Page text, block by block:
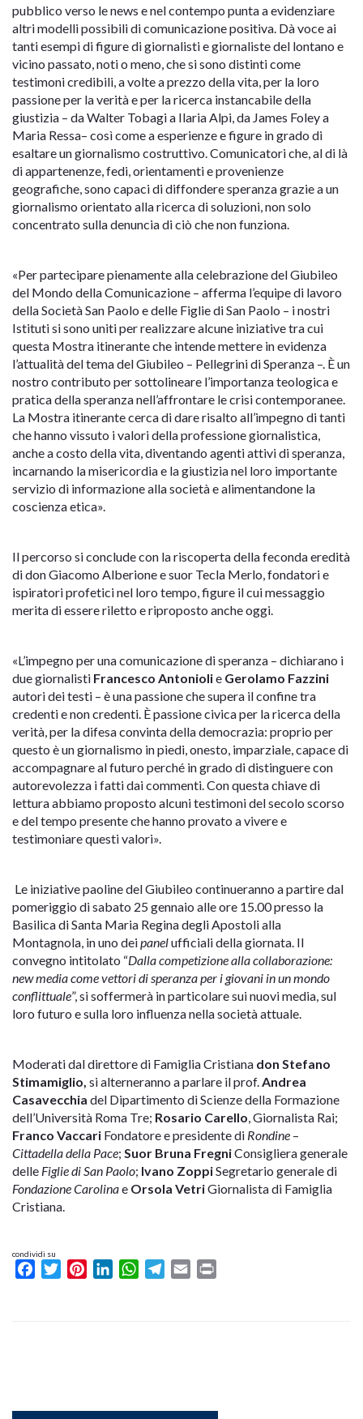
pubblico verso le news e nel contempo punta a evidenziare
altri modelli possibili di comunicazione positiva. Dà voce ai
tanti esempi di figure di giornalisti e giornaliste del lontano e
vicino passato, noti o meno, che si sono distinti come
testimoni credibili, a volte a prezzo della vita, per la loro
passione per la verità e per la ricerca instancabile della
giustizia – da Walter Tobagi a Ilaria Alpi, da James Foley a
Maria Ressa– così come a esperienze e figure in grado di
esaltare un giornalismo costruttivo. Comunicatori che, al di là
di appartenenze, fedi, orientamenti e provenienze
geografiche, sono capaci di diffondere speranza grazie a un
giornalismo orientato alla ricerca di soluzioni, non solo
concentrato sulla denuncia di ciò che non funziona.
«Per partecipare pienamente alla celebrazione del Giubileo
del Mondo della Comunicazione – afferma l’equipe di lavoro
della Società San Paolo e delle Figlie di San Paolo – i nostri
Istituti si sono uniti per realizzare alcune iniziative tra cui
questa Mostra itinerante che intende mettere in evidenza
l’attualità del tema del Giubileo – Pellegrini di Speranza –. È un
nostro contributo per sottolineare l’importanza teologica e
pratica della speranza nell’affrontare le crisi contemporanee.
La Mostra itinerante cerca di dare risalto all’impegno di tanti
che hanno vissuto i valori della professione giornalistica,
anche a costo della vita, diventando agenti attivi di speranza,
incarnando la misericordia e la giustizia nel loro importante
servizio di informazione alla società e alimentandone la
coscienza etica».
Il percorso si conclude con la riscoperta della feconda eredità
di don Giacomo Alberione e suor Tecla Merlo, fondatori e
ispiratori profetici nel loro tempo, figure il cui messaggio
merita di essere riletto e riproposto anche oggi.
«L’impegno per una comunicazione di speranza – dichiarano i
due giornalisti Francesco Antoniolie Gerolamo Fazzini
autori dei testi – è una passione che supera il confine tra
credenti e non credenti. È passione civica per la ricerca della
verità, per la difesa convinta della democrazia: proprio per
questo è un giornalismo in piedi, onesto, imparziale, capace di
accompagnare al futuro perché in grado di distinguere con
autorevolezza i fatti dai commenti. Con questa chiave di
lettura abbiamo proposto alcuni testimoni del secolo scorso
e del tempo presente che hanno provato a vivere e
testimoniare questi valori».
Le iniziative paoline del Giubileo continueranno a partire dal
pomeriggio di sabato 25 gennaio alle ore 15.00 presso la
Basilica di Santa Maria Regina degli Apostoli alla
Montagnola, in uno deipanelufficiali della giornata. Il
convegno intitolato “Dalla competizione alla collaborazione:
new media come vettori di speranza per i giovani in un mondo
conflittuale”, si soffermerà in particolare sui nuovi media, sul
loro futuro e sulla loro influenza nella società attuale.
Moderati dal direttore di Famiglia Cristiana don Stefano
Stimamiglio, si alterneranno a parlare il prof.Andrea
Casavecchia del Dipartimento di Scienze della Formazione
dell’Università Roma Tre; Rosario Carello, Giornalista Rai;
Franco Vaccari Fondatore e presidente di Rondine –
Cittadella della Pace; Suor Bruna FregniConsigliera generale
delle Figlie di San Paolo; Ivano ZoppiSegretario generale di
Fondazione Carolinae Orsola VetriGiornalista di Famiglia
Cristiana.
condividi su
FacebookTwitterPinterestLinkedInWhatsAppTelegram
Email